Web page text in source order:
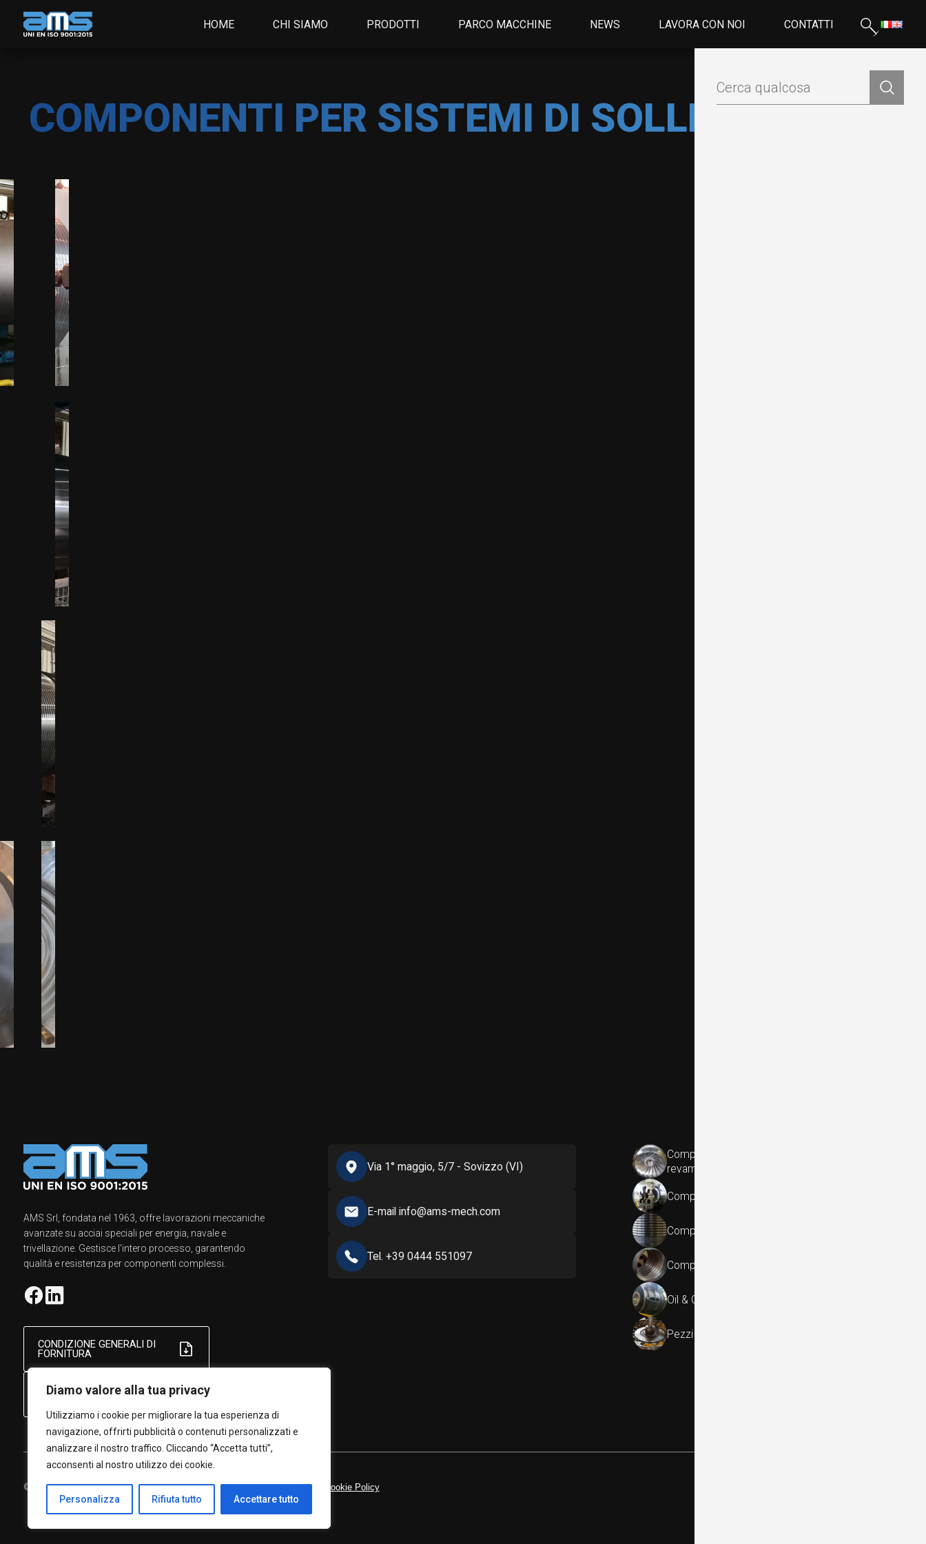
Diamo valore alla tua privacy
Utilizziamo i cookie per migliorare la tua esperienza di
navigazione, offrirti pubblicità o contenuti personalizzati e
analizzare il nostro traffico. Cliccando “Accetta tutti”,
acconsenti al nostro utilizzo dei cookie.
Personalizza Rifiuta tutto Accettare tutto
HOME CHI SIAMO PRODOTTI
per turbine
idroelettriche
e revamping
Componenti
Componenti
per sistemi di
sollevamento
per pompe
in materiali
speciali
Pezzi
PARCO MACCHINE NEWS LAVORA CON NOI CONTATTI
COMPONENTI PER SISTEMI DI SOLLEVAMENTO
AMS Srl, fondata nel 1963, offre lavorazioni meccaniche
avanzate su acciai speciali per energia, navale e
trivellazione. Gestisce l'intero processo, garantendo
qualità e resistenza per componenti complessi.
CONDIZIONE GENERALI DI
FORNITURA
CONDIZIONI GENERALI DI
Via 1° maggio, 5/7 - Sovizzo (VI)
E-mail info@ams-mech.com
Tel. +39 0444 551097
Componenti per turbine idroelettriche e
revamping
Componenti per turbine termoelettriche
Componenti per sistemi di sollevamento
Componenti per pompe in materiali speciali
Oil & Gas
Pezzi speciali
© Copyright 2026 A.M.S. S.R.L. | P.IVA 00142830249 |Privacy Policy Cookie Policy